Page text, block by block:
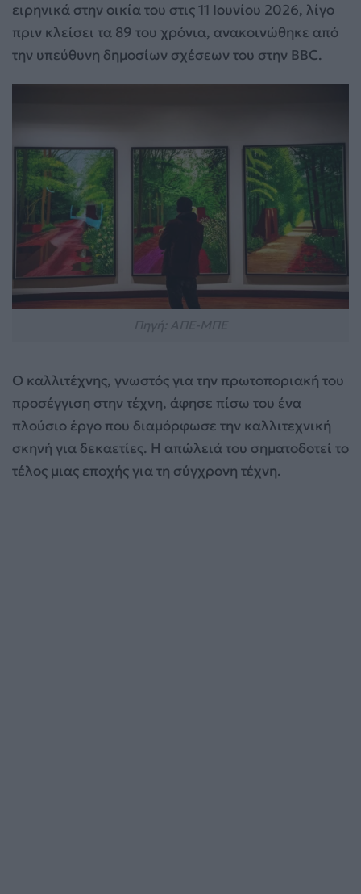
ειρηνικά στην οικία του στις 11 Ιουνίου 2026, λίγο
πριν κλείσει τα 89 του χρόνια, ανακοινώθηκε από
την υπεύθυνη δημοσίων σχέσεων του στην BBC.
Ο καλλιτέχνης, γνωστός για την πρωτοποριακή του
προσέγγιση στην τέχνη, άφησε πίσω του ένα
πλούσιο έργο που διαμόρφωσε την καλλιτεχνική
σκηνή για δεκαετίες. Η απώλειά του σηματοδοτεί το
τέλος μιας εποχής για τη σύγχρονη τέχνη.